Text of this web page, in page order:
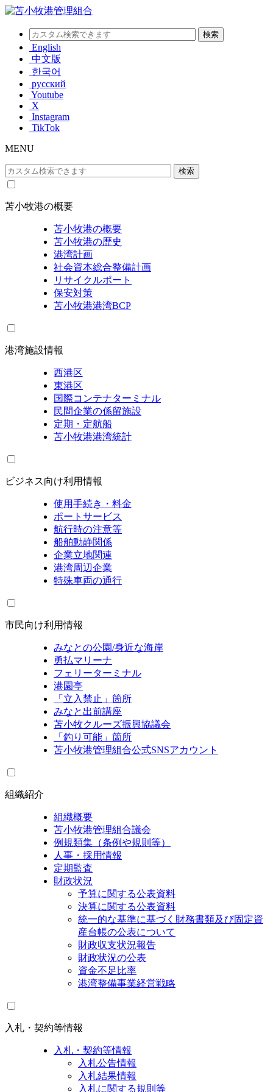
English
中文版
한국어
русский
Youtube
X
Instagram
TikTok
MENU
苫小牧港の概要
苫小牧港の概要
苫小牧港の歴史
港湾計画
社会資本総合整備計画
リサイクルポート
保安対策
苫小牧港港湾BCP
港湾施設情報
西港区
東港区
国際コンテナターミナル
民間企業の係留施設
定期・定航船
苫小牧港港湾統計
ビジネス向け利用情報
使用手続き・料金
ポートサービス
航行時の注意等
船舶動静関係
企業立地関連
港湾周辺企業
特殊車両の通行
市民向け利用情報
みなとの公園/身近な海岸
勇払マリーナ
フェリーターミナル
港園亭
「立入禁止」箇所
みなと出前講座
苫小牧クルーズ振興協議会
「釣り可能」箇所
苫小牧港管理組合公式SNSアカウント
組織紹介
組織概要
苫小牧港管理組合議会
例規類集（条例や規則等）
人事・採用情報
定期監査
財政状況
予算に関する公表資料
決算に関する公表資料
統一的な基準に基づく財務書類及び固定資
産台帳の公表について
財政収支状況報告
財政状況の公表
資金不足比率
港湾整備事業経営戦略
入札・契約等情報
入札・契約等情報
入札公告情報
入札結果情報
入札に関する規則等